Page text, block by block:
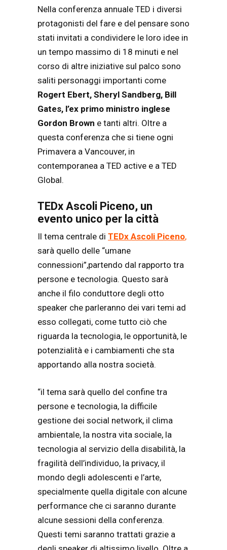
Nella conferenza annuale TED i diversi
protagonisti del fare e del pensare sono
stati invitati a condividere le loro idee in
un tempo massimo di 18 minuti e nel
corso di altre iniziative sul palco sono
saliti personaggi importanti come
Rogert Ebert, Sheryl Sandberg, Bill
Gates, l’ex primo ministro inglese
Gordon Brown e tanti altri. Oltre a
questa conferenza che si tiene ogni
Primavera a Vancouver, in
contemporanea a TED active e a TED
Global.
TEDx Ascoli Piceno, un
evento unico per la città
Il tema centrale di TEDx Ascoli Piceno,
sarà quello delle “umane
connessioni”,partendo dal rapporto tra
persone e tecnologia. Questo sarà
anche il filo conduttore degli otto
speaker che parleranno dei vari temi ad
esso collegati, come tutto ciò che
riguarda la tecnologia, le opportunità, le
potenzialità e i cambiamenti che sta
apportando alla nostra società.
“il tema sarà quello del confine tra
persone e tecnologia, la difficile
gestione dei social network, il clima
ambientale, la nostra vita sociale, la
tecnologia al servizio della disabilità, la
fragilità dell’individuo, la privacy, il
mondo degli adolescenti e l’arte,
specialmente quella digitale con alcune
performance che ci saranno durante
alcune sessioni della conferenza.
Questi temi saranno trattati grazie a